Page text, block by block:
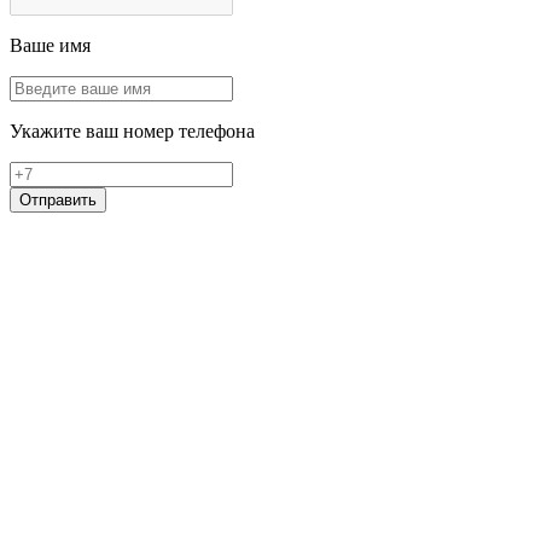
Ваше имя
Укажите ваш номер телефона
Отправить